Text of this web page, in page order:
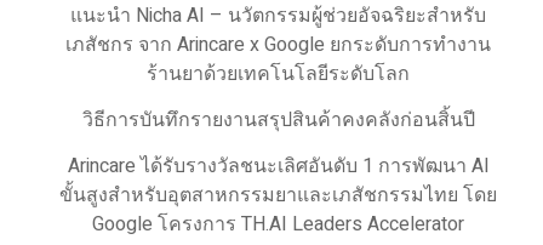
แนะนำ Nicha AI – นวัตกรรมผู้ช่วยอัจฉริยะสำหรับ
เภสัชกร จาก Arincare x Google ยกระดับการทำงาน
ร้านยาด้วยเทคโนโลยีระดับโลก
วิธีการบันทึกรายงานสรุปสินค้าคงคลังก่อนสิ้นปี
Arincare ได้รับรางวัลชนะเลิศอันดับ 1 การพัฒนา AI
ขั้นสูงสำหรับอุตสาหกรรมยาและเภสัชกรรมไทย โดย
Google โครงการ TH.AI Leaders Accelerator